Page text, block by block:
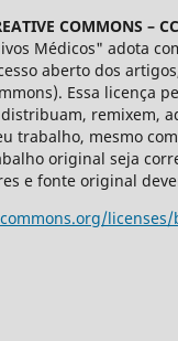
COMMONS –
Médicos" adota
aberto dos
Essa licença
remixem,
trabalho, mesmo
original seja
e fonte original